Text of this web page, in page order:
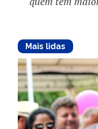
Mais lidas